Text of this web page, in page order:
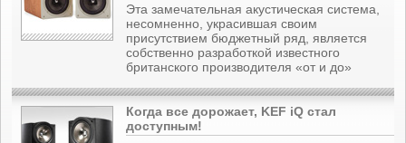
Эта замечательная акустическая система,
несомненно, украсившая своим
присутствием бюджетный ряд, является
собственно разработкой известного
британского производителя «от и до»
Когда все дорожает, KEF iQ стал
доступным!